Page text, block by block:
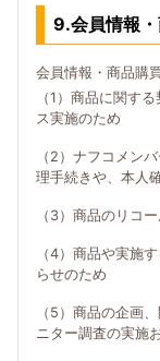
9.会員情報
会員情報・商品購
（1）商品に関す
ス実施のため
（2）ナフコメン
理手続きや、本人
（3）商品のリコ
（4）商品や実施
らせのため
（5）商品の企画
ニター調査の実施